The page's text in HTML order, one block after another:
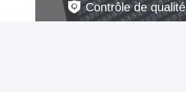
Contrôle de qualité